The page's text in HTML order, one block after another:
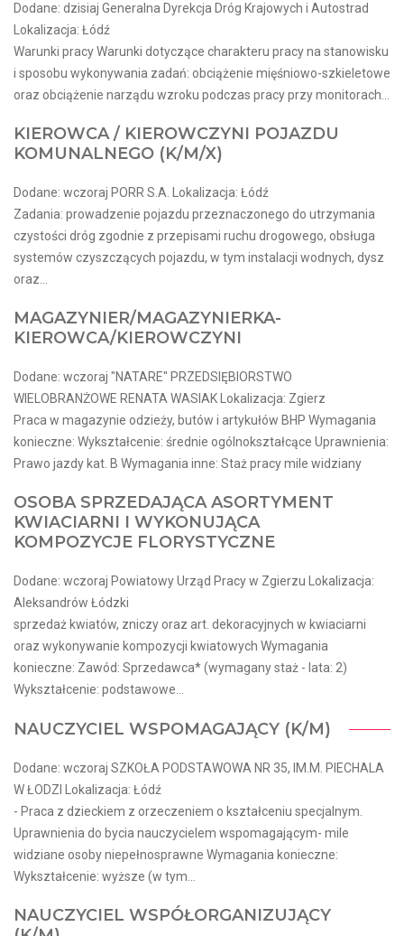
Dodane: dzisiaj Generalna Dyrekcja Dróg Krajowych i Autostrad
Lokalizacja: Łódź
Warunki pracy Warunki dotyczące charakteru pracy na stanowisku
i sposobu wykonywania zadań: obciążenie mięśniowo-szkieletowe
oraz obciążenie narządu wzroku podczas pracy przy monitorach...
KIEROWCA / KIEROWCZYNI POJAZDU
KOMUNALNEGO (K/M/X)
Dodane: wczoraj PORR S.A. Lokalizacja: Łódź
Zadania: prowadzenie pojazdu przeznaczonego do utrzymania
czystości dróg zgodnie z przepisami ruchu drogowego, obsługa
systemów czyszczących pojazdu, w tym instalacji wodnych, dysz
oraz...
MAGAZYNIER/MAGAZYNIERKA-
KIEROWCA/KIEROWCZYNI
Dodane: wczoraj "NATARE" PRZEDSIĘBIORSTWO
WIELOBRANŻOWE RENATA WASIAK Lokalizacja: Zgierz
Praca w magazynie odzieży, butów i artykułów BHP Wymagania
konieczne: Wykształcenie: średnie ogólnokształcące Uprawnienia:
Prawo jazdy kat. B Wymagania inne: Staż pracy mile widziany
OSOBA SPRZEDAJĄCA ASORTYMENT
KWIACIARNI I WYKONUJĄCA
KOMPOZYCJE FLORYSTYCZNE
Dodane: wczoraj Powiatowy Urząd Pracy w Zgierzu Lokalizacja:
Aleksandrów Łódzki
sprzedaż kwiatów, zniczy oraz art. dekoracyjnych w kwiaciarni
oraz wykonywanie kompozycji kwiatowych Wymagania
konieczne: Zawód: Sprzedawca* (wymagany staż - lata: 2)
Wykształcenie: podstawowe...
NAUCZYCIEL WSPOMAGAJĄCY (K/M)
Dodane: wczoraj SZKOŁA PODSTAWOWA NR 35, IM.M. PIECHALA
W ŁODZI Lokalizacja: Łódź
- Praca z dzieckiem z orzeczeniem o kształceniu specjalnym.
Uprawnienia do bycia nauczycielem wspomagającym- mile
widziane osoby niepełnosprawne Wymagania konieczne:
Wykształcenie: wyższe (w tym...
NAUCZYCIEL WSPÓŁORGANIZUJĄCY